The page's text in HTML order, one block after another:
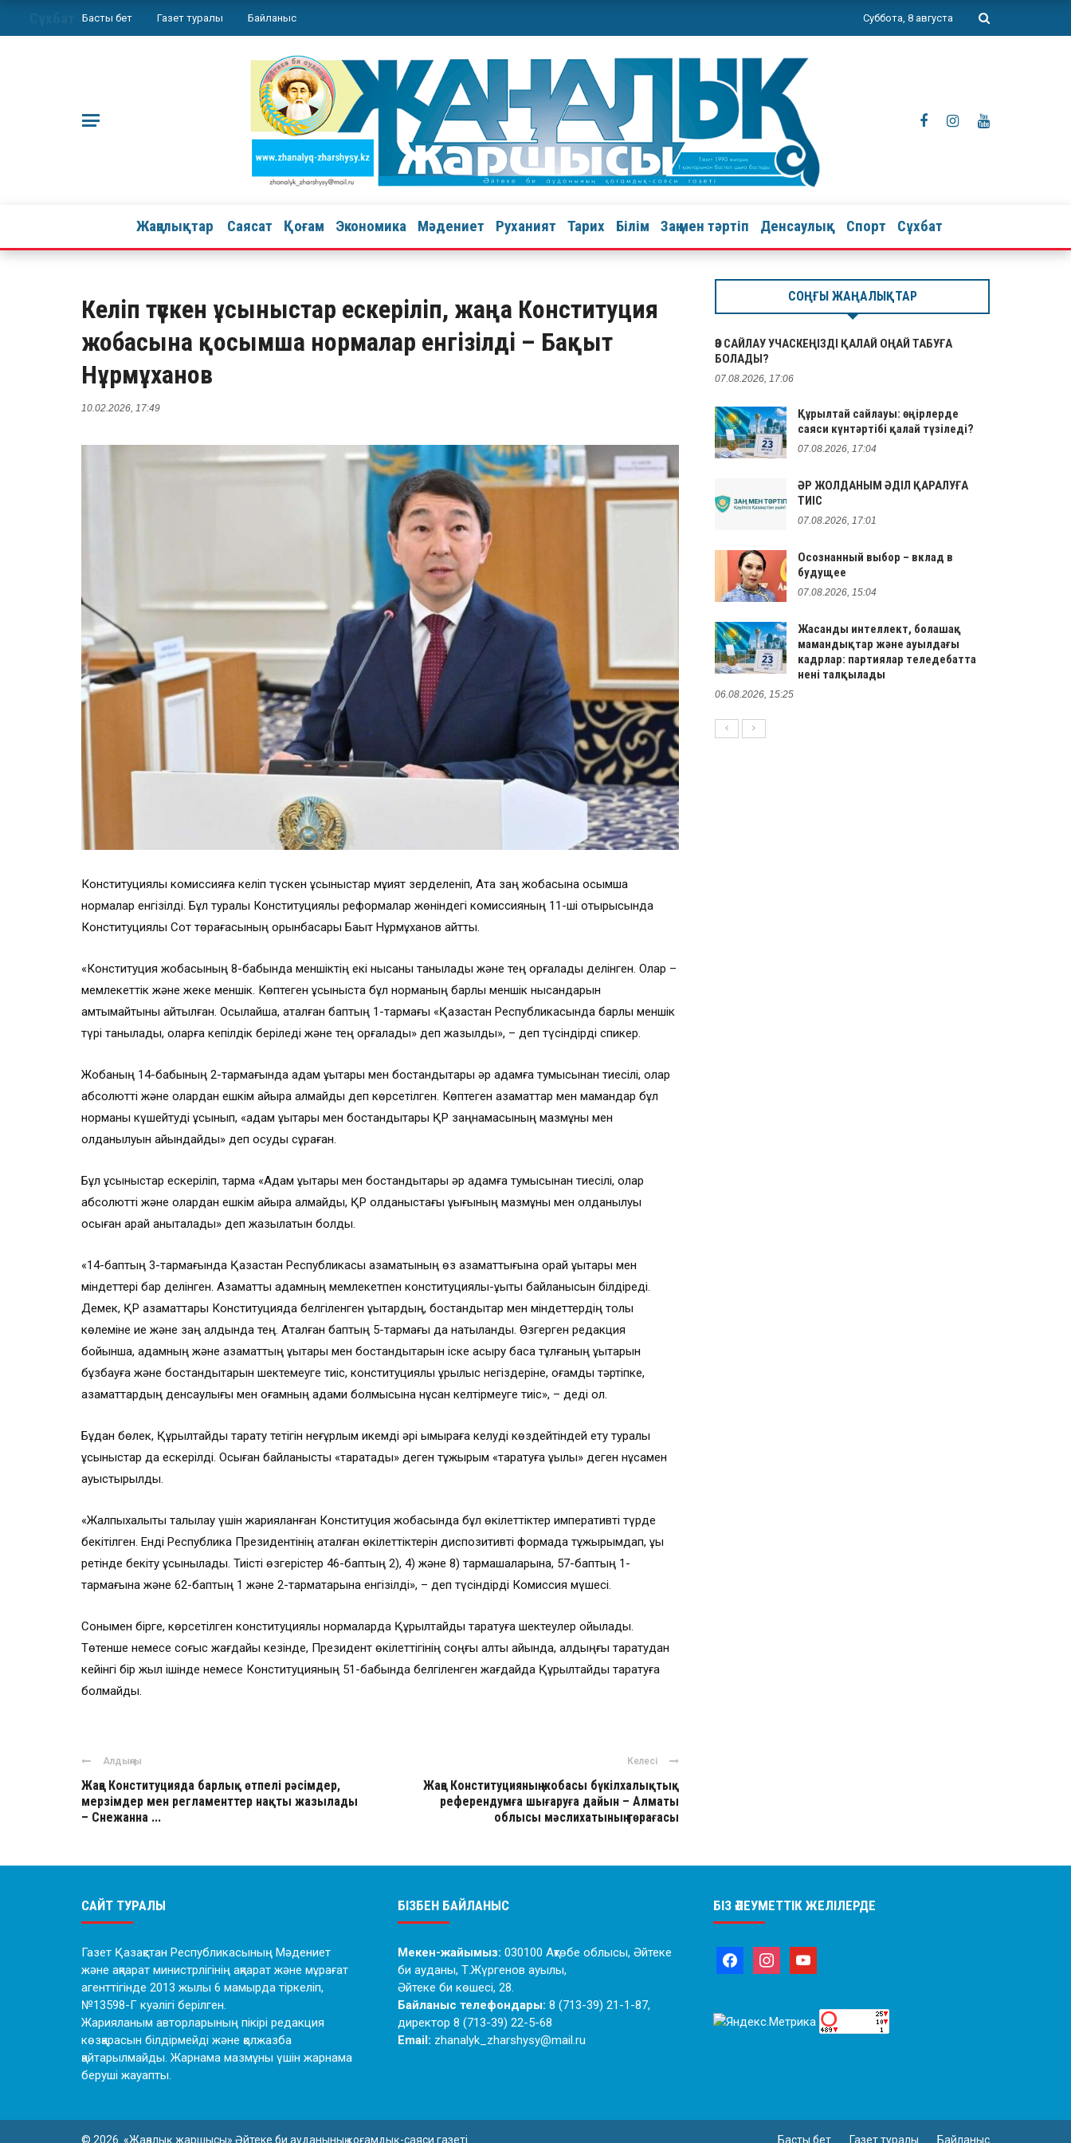
Басты бет Газет туралы Байланыс Суббота, 8 августа
Жаңалықтар Саясат Қоғам Экономика Мәдениет Руханият Тарих Білім Заң мен тәртіп Денсаулық Спорт Сұхбат
Келіп түскен ұсыныстар ескеріліп, жаңа Конституция
жобасына қосымша нормалар енгізілді – Бақыт
Нұрмұханов
10.02.2026, 17:49
Конституциялық комиссияға келіп түскен ұсыныстар мұқият зерделеніп, Ата заң жобасына қосымша
нормалар енгізілді. Бұл туралы Конституциялық реформалар жөніндегі комиссияның 11-ші отырысында
Конституциялық Сот төрағасының орынбасары Бақыт Нұрмұханов айтты.
«Конституция жобасының 8-бабында меншіктің екі нысаны танылады және тең қорғалады делінген. Олар –
мемлекеттік және жеке меншік. Көптеген ұсыныста бұл норманың барлық меншік нысандарын
қамтымайтыны айтылған. Осылайша, аталған баптың 1-тармағы «Қазақстан Республикасында барлық меншік
түрі танылады, оларға кепілдік беріледі және тең қорғалады» деп жазылды», – деп түсіндірді спикер.
Жобаның 14-бабының 2-тармағында адам құқықтары мен бостандықтары әр адамға тумысынан тиесілі, олар
абсолютті және олардан ешкiм айыра алмайды деп көрсетілген. Көптеген азаматтар мен мамандар бұл
норманы күшейтуді ұсынып, «адам құқықтары мен бостандықтары ҚР заңнамасының мазмұны мен
қолданылуын айқындайды» деп қосуды сұраған.
Бұл ұсыныстар ескеріліп, тармақ «Адам құқықтары мен бостандықтары әр адамға тумысынан тиесілі, олар
абсолютті және олардан ешкiм айыра алмайды, ҚР қолданыстағы құқығының мазмұны мен қолданылуы
осыған қарай анықталады» деп жазылатын болды.
«14-баптың 3-тармағында Қазақстан Республикасы азаматының өз азаматтығына орай құқықтары мен
мiндеттері бар делінген. Азаматтық адамның мемлекетпен конституциялық-құқықтық байланысын білдіреді.
Демек, ҚР азаматтары Конституцияда белгіленген құқықтардың, бостандықтар мен міндеттердің толық
көлеміне ие және заң алдында тең. Аталған баптың 5-тармағы да нақтыланды. Өзгерген редакция
бойынша, адамның және азаматтың құқықтары мен бостандықтарын іске асыру басқа тұлғаның құқықтарын
бұзбауға және бостандықтарын шектемеуге тиiс, конституциялық құрылыс негіздеріне, қоғамдық тәртіпке,
азаматтардың денсаулығы мен қоғамның адами болмысына нұқсан келтiрмеуге тиiс», – деді ол.
Бұдан бөлек, Құрылтайды тарату тетігін неғұрлым икемді әрі ымыраға келуді көздейтіндей ету туралы
ұсыныстар да ескерілді. Осыған байланысты «таратады» деген тұжырым «таратуға құқылы» деген нұсқамен
ауыстырылды.
«Жалпыхалықтық талқылау үшін жарияланған Конституция жобасында бұл өкілеттіктер императивті түрде
бекітілген. Енді Республика Президентінің аталған өкілеттіктерін диспозитивті формада тұжырымдап, құқық
ретінде бекіту ұсынылады. Тиісті өзгерістер 46-баптың 2), 4) және 8) тармақшаларына, 57-баптың 1-
тармағына және 62-баптың 1 және 2-тармақтарына енгізілді», – деп түсіндірді Комиссия мүшесі.
Сонымен бірге, көрсетілген конституциялық нормаларда Құрылтайды таратуға шектеулер қойылады.
Төтенше немесе соғыс жағдайы кезінде, Президент өкілеттігінің соңғы алты айында, алдыңғы таратудан
кейінгі бір жыл ішінде немесе Конституцияның 51-бабында белгіленген жағдайда Құрылтайды таратуға
болмайды.
Алдыңғы
Жаңа Конституцияда барлық өтпелі рәсімдер,
мерзімдер мен регламенттер нақты жазылады
– Снежанна ...
Келесі
Жаңа Конституцияның жобасы бүкілхалықтық
референдумға шығаруға дайын – Алматы
облысы мәслихатының төрағасы
СОҢҒЫ ЖАҢАЛЫҚТАР
ӨЗ САЙЛАУ УЧАСКЕҢІЗДІ ҚАЛАЙ ОҢАЙ ТАБУҒА
БОЛАДЫ?
07.08.2026, 17:06
Құрылтай сайлауы: өңірлерде
саяси күнтәртібі қалай түзіледі?
07.08.2026, 17:04
ӘР ЖОЛДАНЫМ ӘДІЛ ҚАРАЛУҒА
ТИІС
07.08.2026, 17:01
Осознанный выбор – вклад в
будущее
07.08.2026, 15:04
Жасанды интеллект, болашақ
мамандықтар және ауылдағы
кадрлар: партиялар теледебатта
нені талқылады
06.08.2026, 15:25
САЙТ ТУРАЛЫ
Газет Қазақстан Республикасының Мәдениет
және ақпарат министрлігінің ақпарат және мұрағат
агенттігінде 2013 жылы 6 мамырда тіркеліп,
№13598-Г куәлігі берілген.
Жарияланым авторларының пікірі редакция
көзқарасын білдірмейді және қолжазба
қайтарылмайды. Жарнама мазмұны үшін жарнама
беруші жауапты.
БІЗБЕН БАЙЛАНЫС
Мекен-жайымыз: 030100 Ақтөбе облысы, Әйтеке
би ауданы, Т.Жүргенов ауылы,
Әйтеке би көшесі, 28.
Байланыс телефондары: 8 (713-39) 21-1-87,
директор 8 (713-39) 22-5-68
Email: zhanalyk_zharshysy@mail.ru
БІЗ ӘЛЕУМЕТТІК ЖЕЛІЛЕРДЕ
© 2026. «Жаңалық жаршысы» Әйтеке би ауданының қоғамдық-саяси газеті Басты бет Газет туралы Байланыс